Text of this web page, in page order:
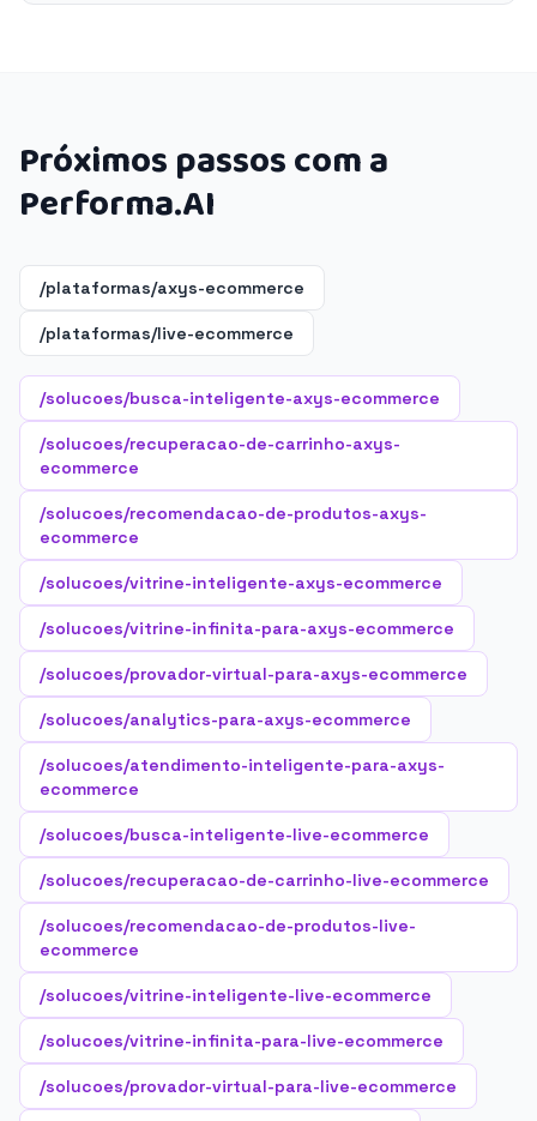
Próximos passos com a
Performa.AI
/plataformas/axys-ecommerce
/plataformas/live-ecommerce
/solucoes/busca-inteligente-axys-ecommerce
/solucoes/recuperacao-de-carrinho-axys-
ecommerce
/solucoes/recomendacao-de-produtos-axys-
ecommerce
/solucoes/vitrine-inteligente-axys-ecommerce
/solucoes/vitrine-infinita-para-axys-ecommerce
/solucoes/provador-virtual-para-axys-ecommerce
/solucoes/analytics-para-axys-ecommerce
/solucoes/atendimento-inteligente-para-axys-
ecommerce
/solucoes/busca-inteligente-live-ecommerce
/solucoes/recuperacao-de-carrinho-live-ecommerce
/solucoes/recomendacao-de-produtos-live-
ecommerce
/solucoes/vitrine-inteligente-live-ecommerce
/solucoes/vitrine-infinita-para-live-ecommerce
/solucoes/provador-virtual-para-live-ecommerce